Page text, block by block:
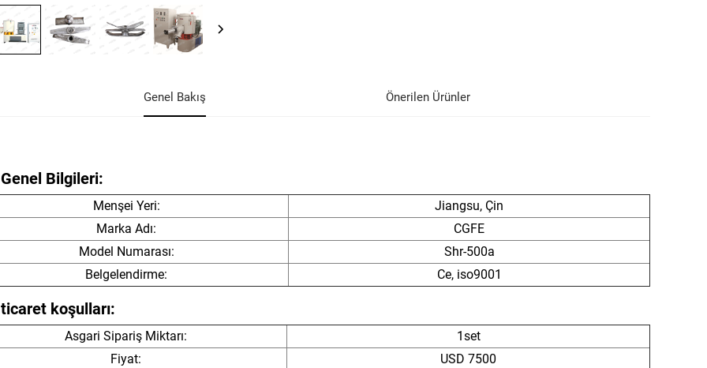
Genel Bakış Önerilen Ürünler
Bilgileri:
Menşei Yeri:
Jiangsu, Çin
Marka Adı:
CGFE
Model Numarası:
Shr-500a
Belgelendirme:
Ce, iso9001
koşulları:
Asgari Sipariş Miktarı:
1set
Fiyat:
USD 7500